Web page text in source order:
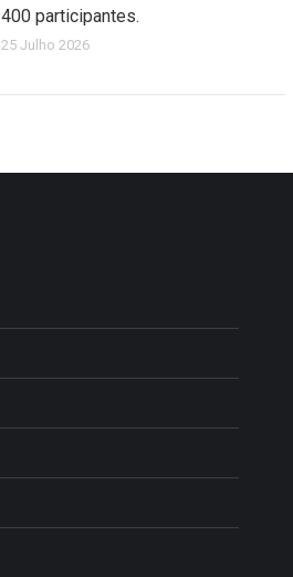
400 participantes.
25 Julho 2026